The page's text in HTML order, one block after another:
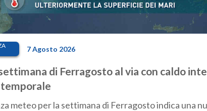
7 Agosto 2026
di Ferragosto al via con caldo
meteo per la settimana di Ferragosto indica una